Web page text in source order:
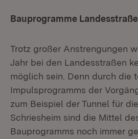
Bauprogramme
Trotz großer Anstrengungen
Jahr bei den Landesstraßen
möglich sein. Denn durch die
Impulsprogramms der
zum Beispiel der Tunnel für
Schriesheim sind die Mittel
Bauprogramms noch immer